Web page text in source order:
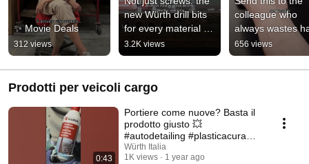
✨ Movie Deals
312 views
new Würth drill bits
for every material
#Würth #versatility
#tools
3.2K views
colleague who
always wastes
an hour trying to
the right insert!
656 views
Prodotti per veicoli cargo
0:43
Portiere come nuove? Basta il
prodotto giusto 💥
#autodetailing #plasticacura
#würthitalia
Würth Italia
1K views
1 year ago